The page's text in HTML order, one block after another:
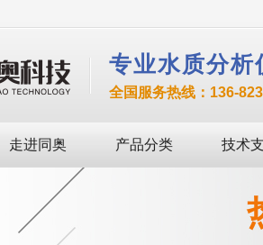
专业水质分析
全国服务热线：136-
走进同奥 产品分类 技术